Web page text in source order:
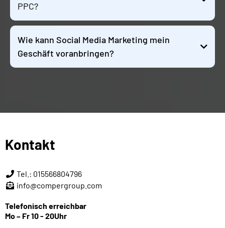
PPC?
Wie kann Social Media Marketing mein
Geschäft voranbringen?
Kontakt
Tel.: 015566804796
info@compergroup.com
Telefonisch erreichbar
Mo – Fr 10 - 20Uhr